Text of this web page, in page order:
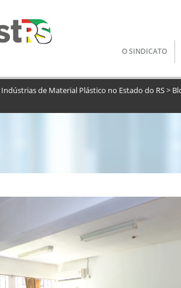
Pular
o
conteúdo
O SINDICATO
de Material Plástico no Estado do RS>